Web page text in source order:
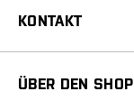
KONTAKT
ÜBER DEN SHOP